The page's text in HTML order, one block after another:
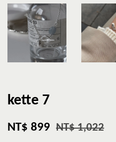
kette 7
NT$ 899 NT$ 1,022